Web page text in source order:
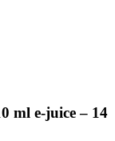
ml e-juice – 14